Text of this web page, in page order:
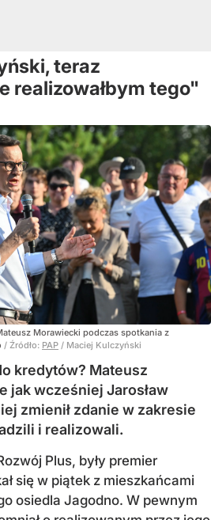
teraz
realizowałbym tego"
Morawiecki podczas spotkania z
/ Źródło: PAP / Maciej Kulczyński
kredytów? Mateusz
jak wcześniej Jarosław
zmienił zdanie w zakresie
i realizowali.
Plus, były premier
się w piątek z mieszkańcami
osiedla Jagodno. W pewnym